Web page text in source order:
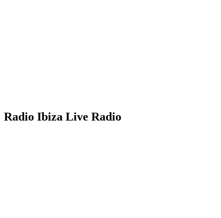
Radio Ibiza Live Radio